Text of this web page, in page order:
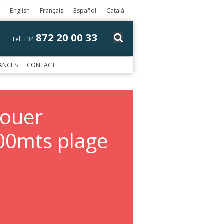
English Français Español Català
Tel. +34 872 20 00 33
CONTACT
plage